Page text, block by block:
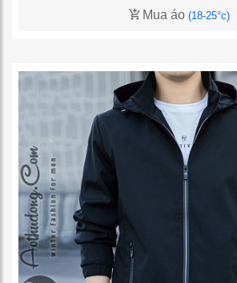
Mua áo (18-25°c)